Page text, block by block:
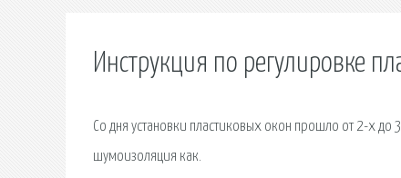
Инструкция по регулировке
Со дня установки пластиковых окон прошло от 2-х до
шумоизоляция как.